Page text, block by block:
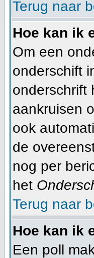
Terug naar
Hoe kan ik
Om een
onderschift
onderschrift
aankruisen
ook
de
nog per
het
Terug naar
Hoe kan ik
Een poll